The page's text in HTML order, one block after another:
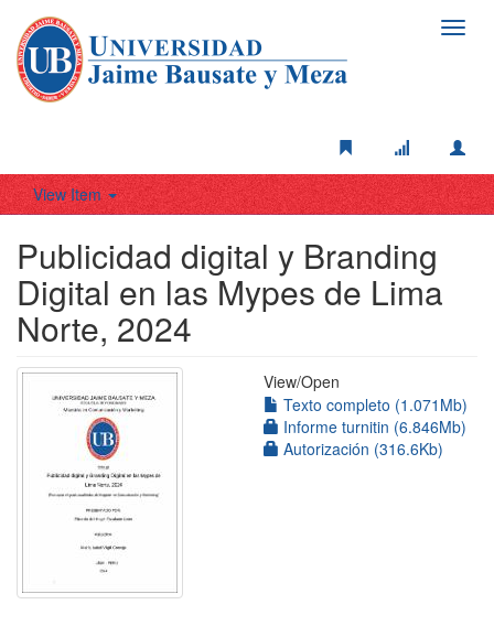
View Item
Publicidad digital y Branding
Digital en las Mypes de Lima
Norte, 2024
View/Open
Texto completo (1.071Mb)
Informe turnitin (6.846Mb)
Autorización (316.6Kb)